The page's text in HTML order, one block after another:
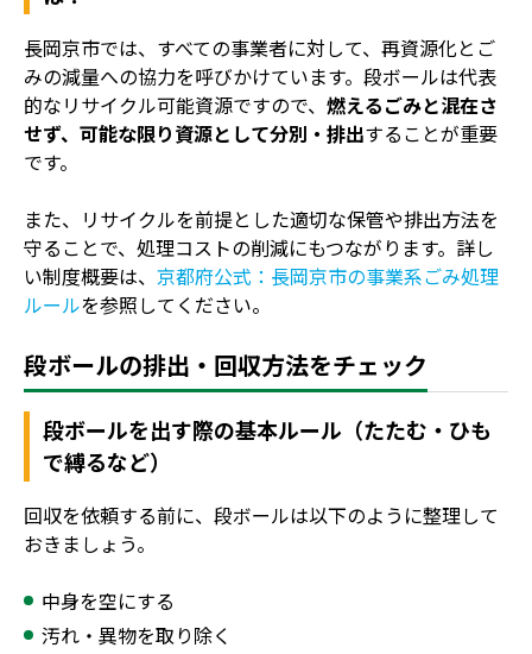
長岡京市では、すべての事業者に対して、再資源化とご
みの減量への協力を呼びかけています。段ボールは代表
的なリサイクル可能資源ですので、 燃えるごみと混在さ
せず、可能な限り資源として分別・排出することが重要
です。
また、リサイクルを前提とした適切な保管や排出方法を
守ることで、処理コストの削減にもつながります。詳し
い制度概要は、 京都府公式：長岡京市の事業系ごみ処理
ルールを参照してください。
段ボールの排出・回収方法をチェック
段ボールを出す際の基本ルール（たたむ・ひも
で縛るなど）
回収を依頼する前に、段ボールは以下のように整理して
おきましょう。
中身を空にする
汚れ・異物を取り除く